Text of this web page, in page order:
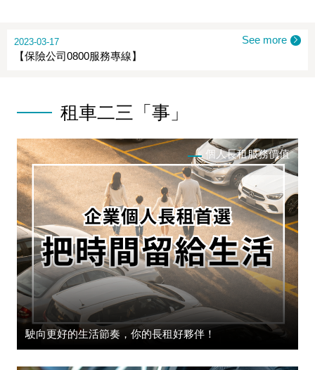
2023-03-17
【保險公司0800服務專線】
See more
租車二三「事」
個人長租服務價值
駛向更好的生活節奏，你的長租好夥伴！